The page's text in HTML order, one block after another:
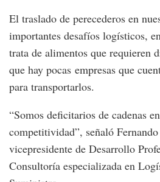
El traslado de perecederos en
importantes desafíos logísticos,
trata de alimentos que requieren
que hay pocas empresas que
para transportarlos.
“Somos deficitarios de cadenas
competitividad”, señaló
vicepresidente de Desarrollo
Consultoría especializada en